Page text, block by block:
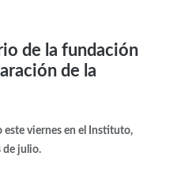
de la fundación
de la
este viernes en el Instituto,
de julio.